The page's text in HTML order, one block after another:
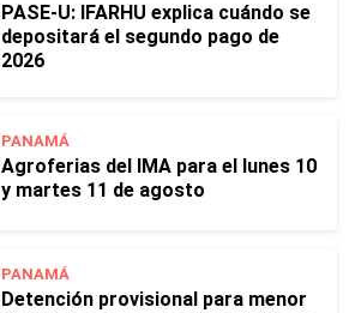
PASE-U: IFARHU explica cuándo se
depositará el segundo pago de
2026
PANAMÁ
Agroferias del IMA para el lunes 10
y martes 11 de agosto
PANAMÁ
Detención provisional para menor